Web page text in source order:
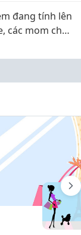
đang tính lên
các mom cho